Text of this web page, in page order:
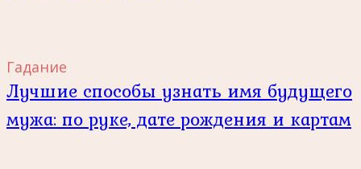
Гадание
Лучшие способы узнать имя будущего
мужа: по руке, дате рождения и картам